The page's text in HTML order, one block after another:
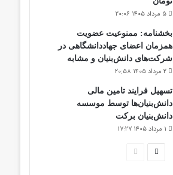
۵ مرداد ۱۴۰۵ ۲۰:۰۶
بخشنامه: ممنوعیت عضویت
همزمان اعضای جهاددانشگاهی در
شرکت‌های دانش‌بنیان و مشابه
۲ مرداد ۱۴۰۵ ۲۰:۵۸
تسهیل فرایند تامین مالی
دانش‌بنیان‌ها توسط موسسه
دانش‌بنیان برکت
۱ مرداد ۱۴۰۵ ۱۷:۲۷
صفحه